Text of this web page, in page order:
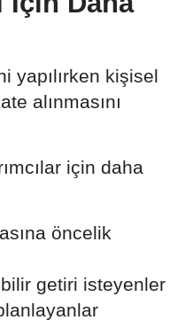
yapılırken kişisel
alınmasını
için daha
öncelik
getiri isteyenler